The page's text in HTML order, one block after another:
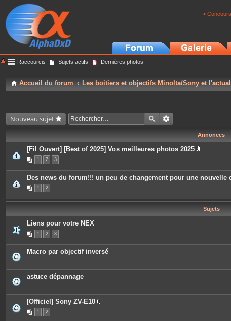
>
Raccourcis Sujets actifs Dernières photos
Accueil du forum Les boitiers et objectifs Minolta/Sony et
Nouveau sujet
Annonces
[Fil Ouvert] [Best of 2025] Vos meilleures photos 2025
c
e
i
t
1 2 3
Des news du forum!!! un peu de changement pour une nouvelle
1 2
Sujets
Liens pour votre NEX
1 2 3
Macro par objectif inversé
astuce dépannage
[Officiel] Sony ZV-E10
1 2